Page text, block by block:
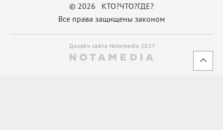
© 2026 КТО?ЧТО?ГДЕ?
Все права защищены законом
Дизайн сайта Notamedia 2017